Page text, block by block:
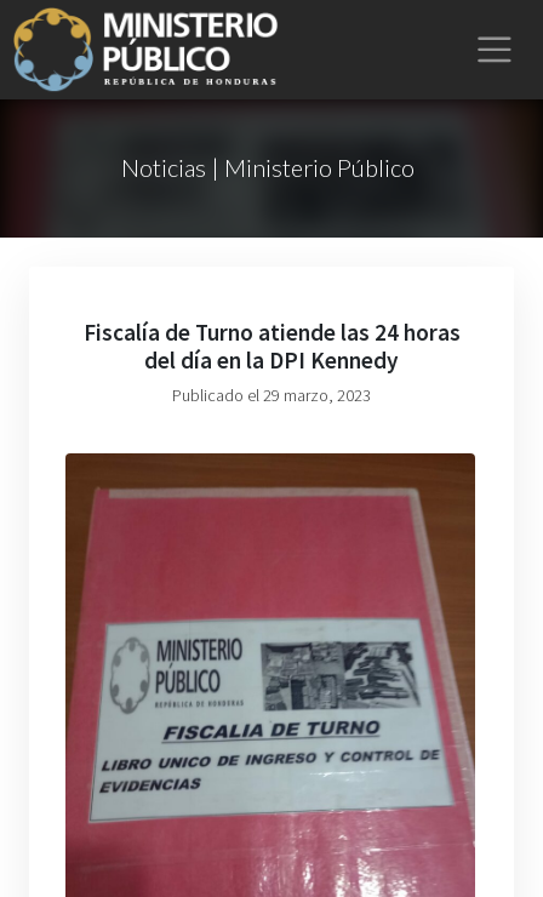
Noticias | Ministerio Público
Fiscalía de Turno atiende las 24 horas
del día en la DPI Kennedy
Publicado el 29 marzo, 2023